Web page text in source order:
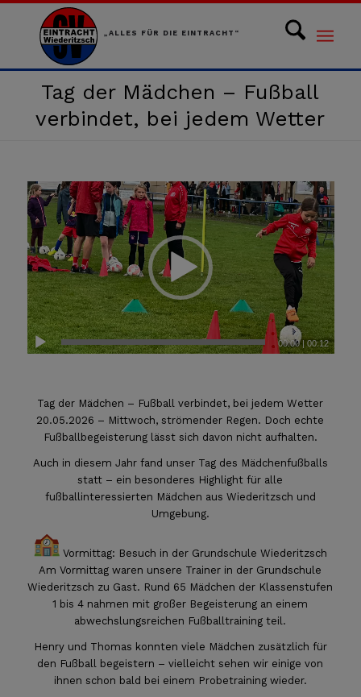
„ALLES FÜR DIE EINTRACHT“
Tag der Mädchen – Fußball
verbindet, bei jedem Wetter
00:00|00:12
Tag der Mädchen – Fußball verbindet, bei jedem Wetter
20.05.2026 – Mittwoch, strömender Regen. Doch echte
Fußballbegeisterung lässt sich davon nicht aufhalten.
Auch in diesem Jahr fand unser Tag des Mädchenfußballs
statt – ein besonderes Highlight für alle
fußballinteressierten Mädchen aus Wiederitzsch und
Umgebung.
Vormittag: Besuch in der Grundschule Wiederitzsch
Am Vormittag waren unsere Trainer in der Grundschule
Wiederitzsch zu Gast. Rund 65 Mädchen der Klassenstufen
1 bis 4 nahmen mit großer Begeisterung an einem
abwechslungsreichen Fußballtraining teil.
Henry und Thomas konnten viele Mädchen zusätzlich für
den Fußball begeistern – vielleicht sehen wir einige von
ihnen schon bald bei einem Probetraining wieder.